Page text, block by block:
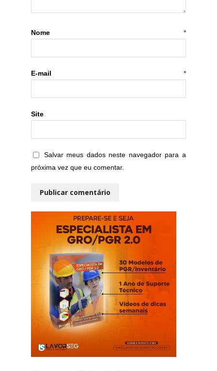
Nome *
E-mail *
Site
Salvar meus dados neste navegador para a
próxima vez que eu comentar.